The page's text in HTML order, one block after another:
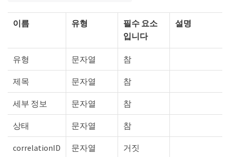
이름 유형
필수 요소
입니다
설명
유형 문자열 참
제목 문자열 참
세부 정보 문자열 참
상태 문자열 참
correlationID 문자열 거짓